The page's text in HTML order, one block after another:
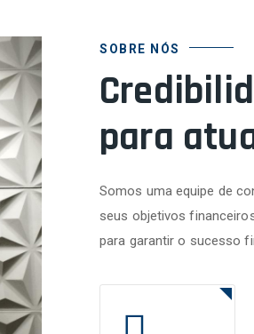
SOBRE NÓS
para
Somos uma equipe de
seus objetivos
para garantir o sucesso